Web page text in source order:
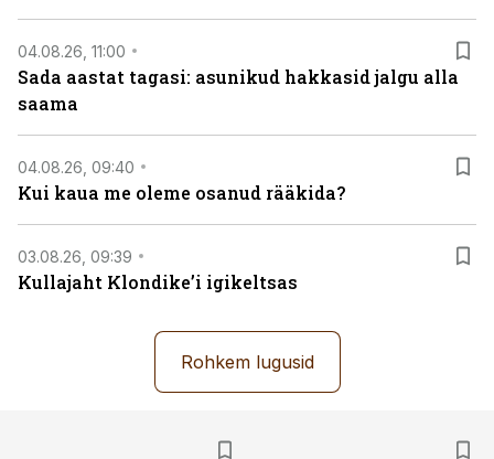
04.08.26, 11:00
Sada aastat tagasi: asunikud hakkasid jalgu alla
saama
04.08.26, 09:40
Kui kaua me oleme osanud rääkida?
03.08.26, 09:39
Kullajaht Klondike’i igikeltsas
Rohkem lugusid